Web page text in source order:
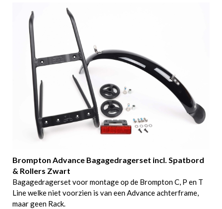
Brompton Advance Bagagedragerset incl. Spatbord
& Rollers Zwart
Bagagedragerset voor montage op de Brompton C, P en T
Line welke niet voorzien is van een Advance achterframe,
maar geen Rack.